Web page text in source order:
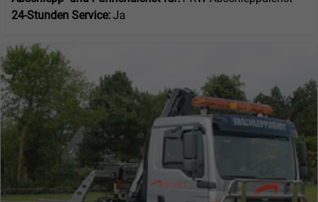
24-Stunden Service:Ja